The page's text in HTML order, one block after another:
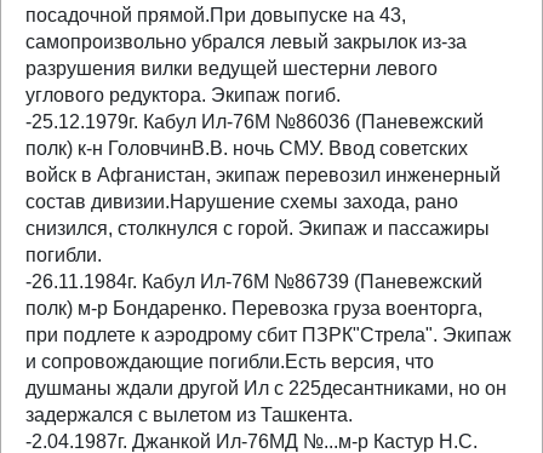
посадочной прямой.При довыпуске на 43,
самопроизвольно убрался левый закрылок из-за
разрушения вилки ведущей шестерни левого
углового редуктора. Экипаж погиб.
-25.12.1979г. Кабул Ил-76М №86036 (Паневежский
полк) к-н ГоловчинВ.В. ночь СМУ. Ввод советских
войск в Афганистан, экипаж перевозил инженерный
состав дивизии.Нарушение схемы захода, рано
снизился, столкнулся с горой. Экипаж и пассажиры
погибли.
-26.11.1984г. Кабул Ил-76М №86739 (Паневежский
полк) м-р Бондаренко. Перевозка груза военторга,
при подлете к аэродрому сбит ПЗРК"Стрела". Экипаж
и сопровождающие погибли.Есть версия, что
душманы ждали другой Ил с 225десантниками, но он
задержался с вылетом из Ташкента.
-2.04.1987г. Джанкой Ил-76МД №...м-р Кастур Н.С.